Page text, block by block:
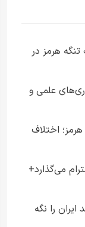
هرمز در
علمی و
هرمز؛ اختلاف
می‌گذارد+
را نگه